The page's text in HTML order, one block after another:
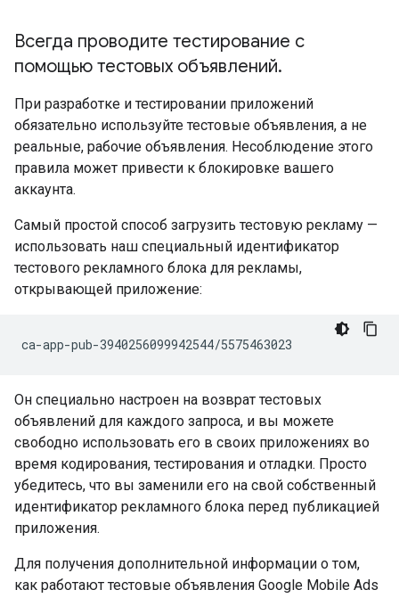
Всегда проводите тестирование с
помощью тестовых объявлений.
При разработке и тестировании приложений
обязательно используйте тестовые объявления, а не
реальные, рабочие объявления. Несоблюдение этого
правила может привести к блокировке вашего
аккаунта.
Самый простой способ загрузить тестовую рекламу —
использовать наш специальный идентификатор
тестового рекламного блока для рекламы,
открывающей приложение:
Он специально настроен на возврат тестовых
объявлений для каждого запроса, и вы можете
свободно использовать его в своих приложениях во
время кодирования, тестирования и отладки. Просто
убедитесь, что вы заменили его на свой собственный
идентификатор рекламного блока перед публикацией
приложения.
Для получения дополнительной информации о том,
как работают тестовые объявления Google Mobile Ads